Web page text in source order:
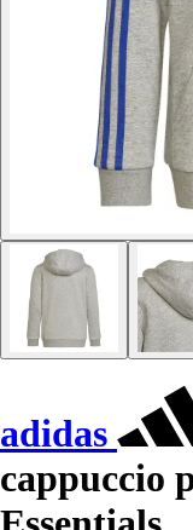
adidas
cappuccio